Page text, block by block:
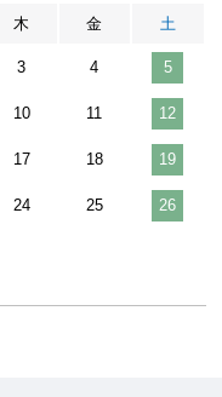
木 金 土
3 4 5
10 11 12
17 18 19
24 25 26